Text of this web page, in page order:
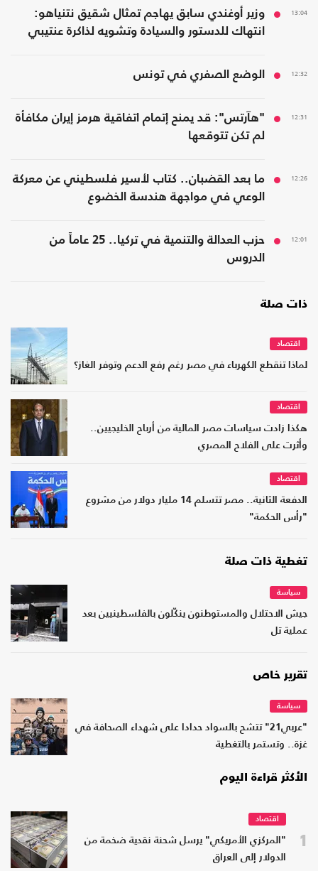
13:04
وزير أوغندي سابق يهاجم تمثال شقيق نتنياهو:
انتهاك للدستور والسيادة وتشويه لذاكرة عنتيبي
12:32 الوضع الصفري في تونس
12:31
"هآرتس": قد يمنح إتمام اتفاقية هرمز إيران مكافأة
لم تكن تتوقعها
12:26
ما بعد القضبان.. كتاب لأسير فلسطيني عن معركة
الوعي في مواجهة هندسة الخضوع
12:01
حزب العدالة والتنمية في تركيا.. 25 عاماً من
الدروس
ذات صلة
اقتصاد
لماذا تنقطع الكهرباء في مصر رغم رفع الدعم وتوفر الغاز؟
اقتصاد
هكذا زادت سياسات مصر المالية من أرباح الخليجيين..
وأثرت على الفلاح المصري
اقتصاد
الدفعة الثانية.. مصر تتسلم 14 مليار دولار من مشروع
"رأس الحكمة"
تغطية ذات صلة
سياسة
جيش الاحتلال والمستوطنون ينكّلون بالفلسطينيين بعد
عملية تل
تقرير خاص
سياسة
"عربي21" تتشح بالسواد حدادا على شهداء الصحافة في
غزة.. وتستمر بالتغطية
الأكثر قراءة اليوم
1
اقتصاد
"المركزي الأمريكي" يرسل شحنة نقدية ضخمة من
الدولار إلى العراق